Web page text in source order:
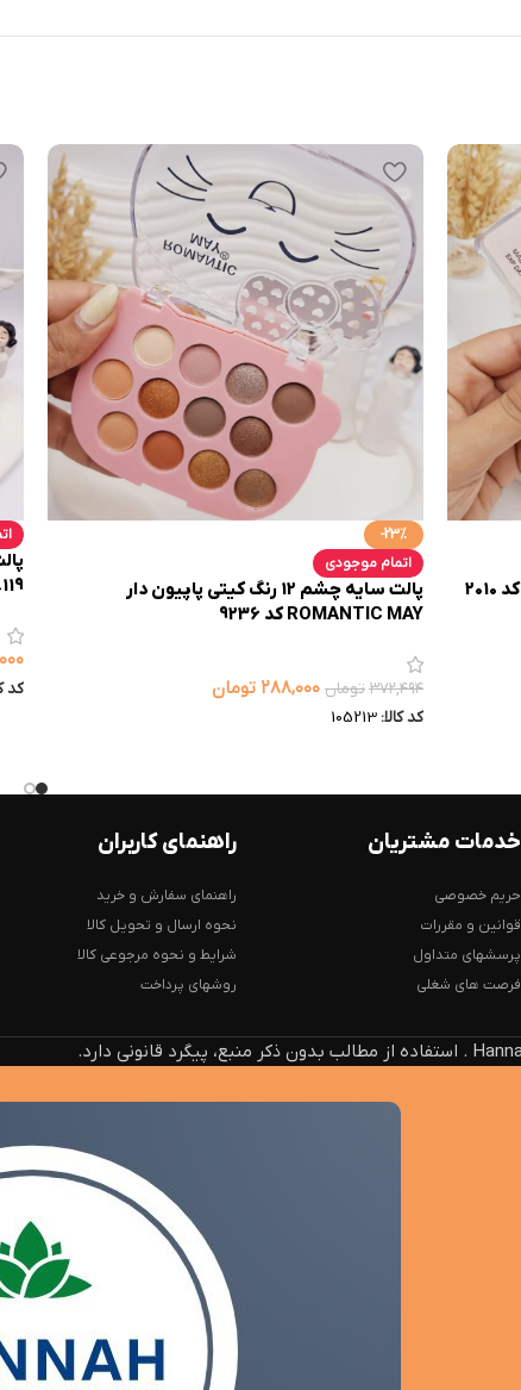
-23%
اتمام موجودی
پالت سایه چشم 12 رنگ کیتی پاپیون دار
ROMANTIC MAY کد 9236
۳۷۲,۴۹۴ تومان ۲۸۸,۰۰۰ تومان
کد کالا: 105213
کد
خدمات مشتریان
حریم خصوصی
قوانین و مقررات
پرسشهای متداول
فرصت های شغلی
راهنمای کاربران
راهنمای سفارش و خرید
نحوه ارسال و تحویل کالا
شرایط و نحوه مرجوعی کالا
روشهای پرداخت